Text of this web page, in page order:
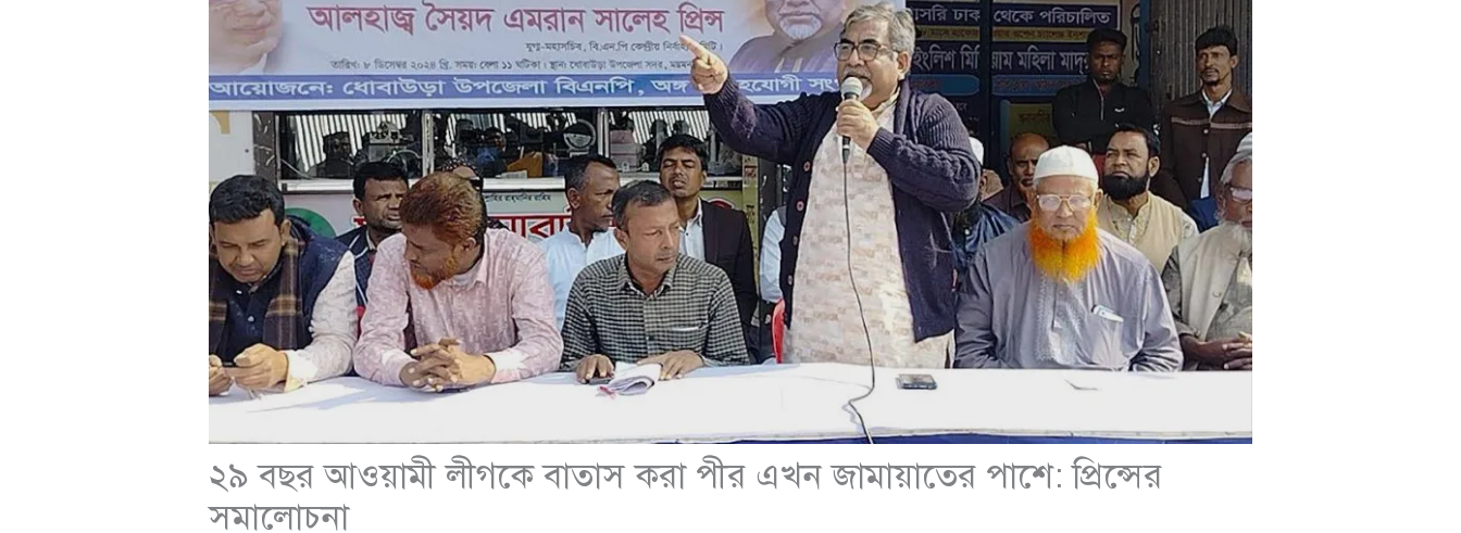
২৯ বছর আওয়ামী লীগকে বাতাস করা পীর এখন জামায়াতের পাশে: প্রিন্সের
সমালোচনা